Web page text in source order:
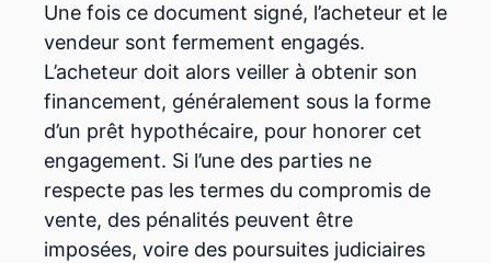
Une fois ce document signé, l’acheteur et le
vendeur sont fermement engagés.
L’acheteur doit alors veiller à obtenir son
financement, généralement sous la forme
d’un prêt hypothécaire, pour honorer cet
engagement. Si l’une des parties ne
respecte pas les termes du compromis de
vente, des pénalités peuvent être
imposées, voire des poursuites judiciaires